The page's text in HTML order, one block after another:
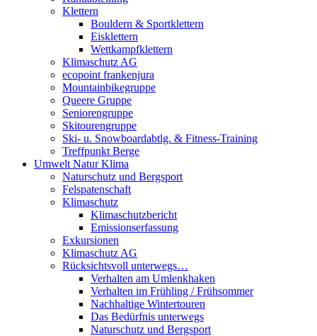
Klettern
Bouldern & Sportklettern
Eisklettern
Wettkampfklettern
Klimaschutz AG
ecopoint frankenjura
Mountainbikegruppe
Queere Gruppe
Seniorengruppe
Skitourengruppe
Ski- u. Snowboardabtlg. & Fitness-Training
Treffpunkt Berge
Umwelt Natur Klima
Naturschutz und Bergsport
Felspatenschaft
Klimaschutz
Klimaschutzbericht
Emissionserfassung
Exkursionen
Klimaschutz AG
Rücksichtsvoll unterwegs…
Verhalten am Umlenkhaken
Verhalten im Frühling / Frühsommer
Nachhaltige Wintertouren
Das Bedürfnis unterwegs
Naturschutz und Bergsport